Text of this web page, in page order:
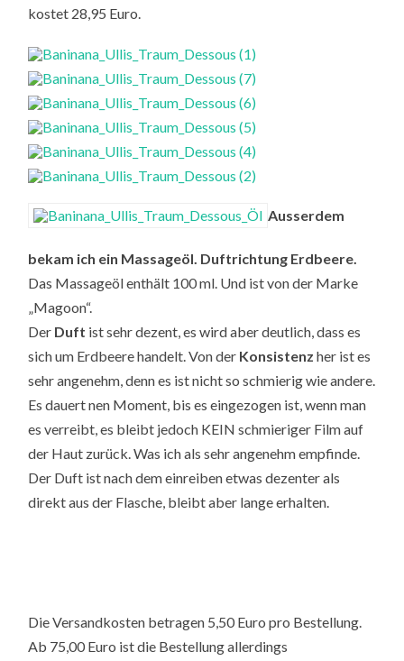
kostet 28,95 Euro.
Ausserdem
bekam ich ein Massageöl. Duftrichtung Erdbeere.
Das Massageöl enthält 100 ml. Und ist von der Marke
„Magoon“.
Der Duft ist sehr dezent, es wird aber deutlich, dass es
sich um Erdbeere handelt. Von der Konsistenz her ist es
sehr angenehm, denn es ist nicht so schmierig wie andere.
Es dauert nen Moment, bis es eingezogen ist, wenn man
es verreibt, es bleibt jedoch KEIN schmieriger Film auf
der Haut zurück. Was ich als sehr angenehm empfinde.
Der Duft ist nach dem einreiben etwas dezenter als
direkt aus der Flasche, bleibt aber lange erhalten.
Die Versandkosten betragen 5,50 Euro pro Bestellung.
Ab 75,00 Euro ist die Bestellung allerdings